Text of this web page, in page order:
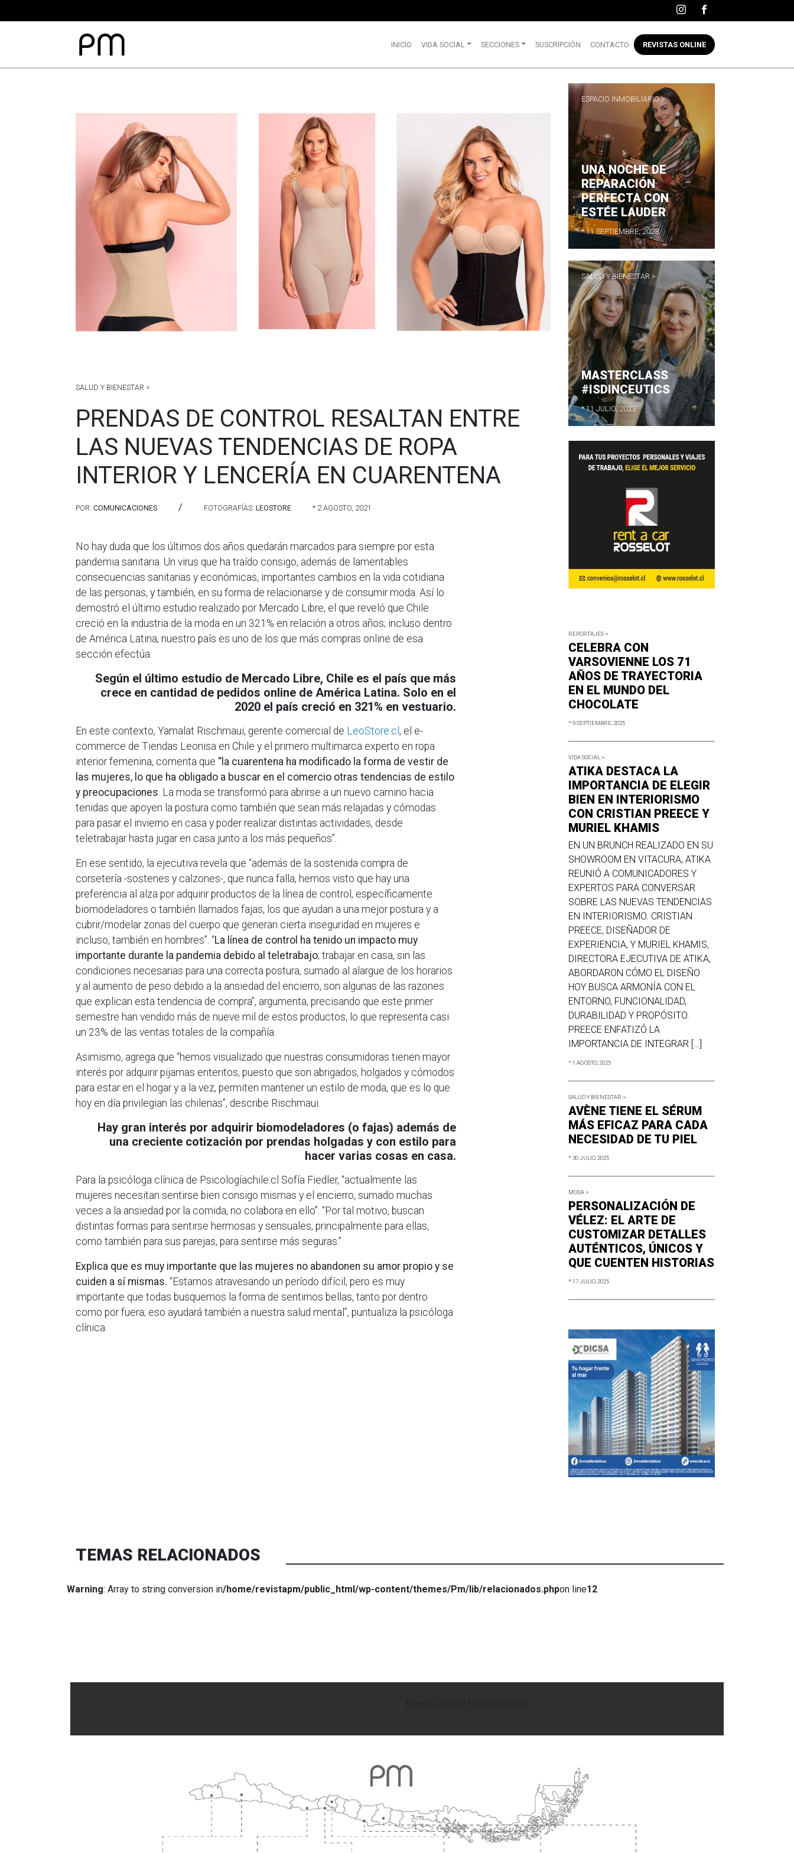
INICIO VIDA SOCIAL SECCIONES SUSCRIPCIÓN CONTACTO REVISTAS ONLINE
SALUD Y BIENESTAR >
PRENDAS DE CONTROL RESALTAN ENTRE
LAS NUEVAS TENDENCIAS DE ROPA
INTERIOR Y LENCERÍA EN CUARENTENA
POR: COMUNICACIONES / FOTOGRAFÍAS: LEOSTORE * 2 AGOSTO, 2021
No hay duda que los últimos dos años quedarán marcados para siempre por esta
pandemia sanitaria. Un virus que ha traído consigo, además de lamentables
consecuencias sanitarias y económicas, importantes cambios en la vida cotidiana
de las personas, y también, en su forma de relacionarse y de consumir moda. Así lo
demostró el último estudio realizado por Mercado Libre, el que reveló que Chile
creció en la industria de la moda en un 321% en relación a otros años; incluso dentro
de América Latina, nuestro país es uno de los que más compras online de esa
sección efectúa.
Según el último estudio de Mercado Libre, Chile es el país que más
crece en cantidad de pedidos online de América Latina. Solo en el
2020 el país creció en 321% en vestuario.
En este contexto, Yamalat Rischmaui, gerente comercial de LeoStore.cl , el e-
commerce de Tiendas Leonisa en Chile y el primero multimarca experto en ropa
interior femenina, comenta que “la cuarentena ha modificado la forma de vestir de
las mujeres, lo que ha obligado a buscar en el comercio otras tendencias de estilo
y preocupaciones. La moda se transformó para abrirse a un nuevo camino hacia
tenidas que apoyen la postura como también que sean más relajadas y cómodas
para pasar el invierno en casa y poder realizar distintas actividades, desde
teletrabajar hasta jugar en casa junto a los más pequeños”.
En ese sentido, la ejecutiva revela que “además de la sostenida compra de
corsetería -sostenes y calzones-, que nunca falla, hemos visto que hay una
preferencia al alza por adquirir productos de la línea de control, específicamente
biomodeladores o también llamados fajas, los que ayudan a una mejor postura y a
cubrir/modelar zonas del cuerpo que generan cierta inseguridad en mujeres e
incluso, también en hombres”. “La línea de control ha tenido un impacto muy
importante durante la pandemia debido al teletrabajo; trabajar en casa, sin las
condiciones necesarias para una correcta postura, sumado al alargue de los horarios
y al aumento de peso debido a la ansiedad del encierro, son algunas de las razones
que explican esta tendencia de compra”, argumenta, precisando que este primer
semestre han vendido más de nueve mil de estos productos, lo que representa casi
un 23% de las ventas totales de la compañía.
Asimismo, agrega que “hemos visualizado que nuestras consumidoras tienen mayor
interés por adquirir pijamas enteritos, puesto que son abrigados, holgados y cómodos
para estar en el hogar y a la vez, permiten mantener un estilo de moda, que es lo que
hoy en día privilegian las chilenas”, describe Rischmaui.
Hay gran interés por adquirir biomodeladores (o fajas) además de
una creciente cotización por prendas holgadas y con estilo para
hacer varias cosas en casa.
Para la psicóloga clínica de Psicologíachile.cl Sofía Fiedler, “actualmente las
mujeres necesitan sentirse bien consigo mismas y el encierro, sumado muchas
veces a la ansiedad por la comida, no colabora en ello”. “Por tal motivo, buscan
distintas formas para sentirse hermosas y sensuales, principalmente para ellas,
como también para sus parejas, para sentirse más seguras.”
Explica que es muy importante que las mujeres no abandonen su amor propio y se
cuiden a sí mismas. “Estamos atravesando un período difícil, pero es muy
importante que todas busquemos la forma de sentirnos bellas, tanto por dentro
como por fuera; eso ayudará también a nuestra salud mental”, puntualiza la psicóloga
clínica.
ESPACIO INMOBILIARIO >
UNA NOCHE DE
REPARACIÓN
PERFECTA CON
ESTÉE LAUDER
* 11 SEPTIEMBRE, 2023
SALUD Y BIENESTAR >
MASTERCLASS
#ISDINCEUTICS
* 11 JULIO, 2023
REPORTAJES >
CELEBRA CON
VARSOVIENNE LOS 71
AÑOS DE TRAYECTORIA
EN EL MUNDO DEL
CHOCOLATE
* 9 SEPTIEMBRE, 2025
VIDA SOCIAL >
ATIKA DESTACA LA
IMPORTANCIA DE ELEGIR
BIEN EN INTERIORISMO
CON CRISTIAN PREECE Y
MURIEL KHAMIS
EN UN BRUNCH REALIZADO EN SU
SHOWROOM EN VITACURA, ATIKA
REUNIÓ A COMUNICADORES Y
EXPERTOS PARA CONVERSAR
SOBRE LAS NUEVAS TENDENCIAS
EN INTERIORISMO. CRISTIAN
PREECE, DISEÑADOR DE
EXPERIENCIA, Y MURIEL KHAMIS,
DIRECTORA EJECUTIVA DE ATIKA,
ABORDARON CÓMO EL DISEÑO
HOY BUSCA ARMONÍA CON EL
ENTORNO, FUNCIONALIDAD,
DURABILIDAD Y PROPÓSITO.
PREECE ENFATIZÓ LA
IMPORTANCIA DE INTEGRAR […]
* 1 AGOSTO, 2025
SALUD Y BIENESTAR >
AVÈNE TIENE EL SÉRUM
MÁS EFICAZ PARA CADA
NECESIDAD DE TU PIEL
* 30 JULIO, 2025
MODA >
PERSONALIZACIÓN DE
VÉLEZ: EL ARTE DE
CUSTOMIZAR DETALLES
AUTÉNTICOS, ÚNICOS Y
QUE CUENTEN HISTORIAS
* 17 JULIO, 2025
TEMAS RELACIONADOS
Warning: Array to string conversion in/home/revistapm/public_html/wp-content/themes/Pm/lib/relacionados.phpon line12